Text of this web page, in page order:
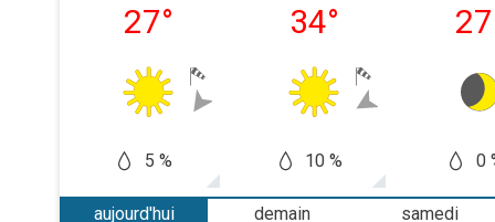
27°
5 %
34°
10 %
27
0
aujourd'hui
demain
samedi